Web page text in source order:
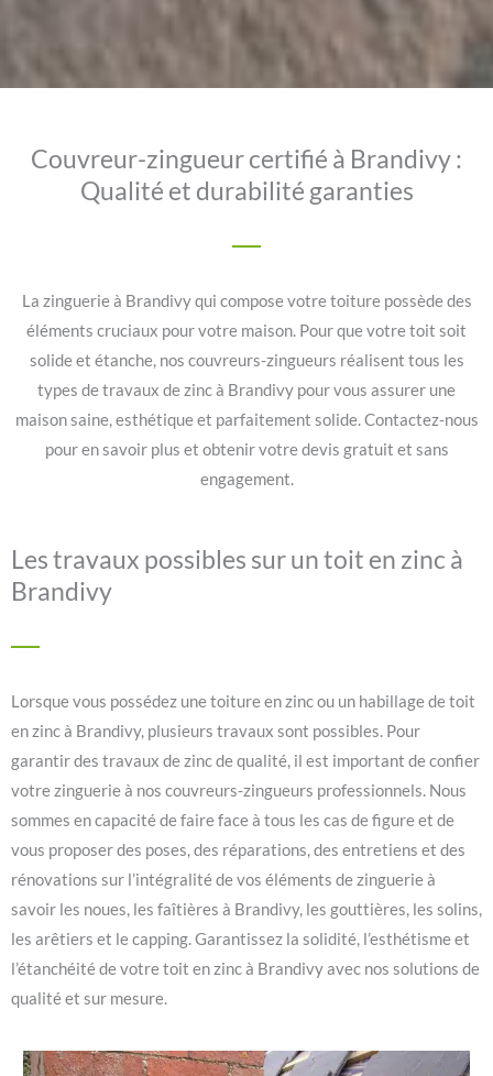
Couvreur-zingueur certifié à Brandivy :
Qualité et durabilité garanties
La zinguerie à Brandivy qui compose votre toiture possède des
éléments cruciaux pour votre maison. Pour que votre toit soit
solide et étanche, nos couvreurs-zingueurs réalisent tous les
types de travaux de zinc à Brandivy pour vous assurer une
maison saine, esthétique et parfaitement solide. Contactez-nous
pour en savoir plus et obtenir votre devis gratuit et sans
engagement.
Les travaux possibles sur un toit en zinc à
Brandivy
Lorsque vous possédez une toiture en zinc ou un habillage de toit
en zinc à Brandivy, plusieurs travaux sont possibles. Pour
garantir des travaux de zinc de qualité, il est important de confier
votre zinguerie à nos couvreurs-zingueurs professionnels. Nous
sommes en capacité de faire face à tous les cas de figure et de
vous proposer des poses, des réparations, des entretiens et des
rénovations sur l’intégralité de vos éléments de zinguerie à
savoir les noues, les faîtières à Brandivy, les gouttières, les solins,
les arêtiers et le capping. Garantissez la solidité, l’esthétisme et
l’étanchéité de votre toit en zinc à Brandivy avec nos solutions de
qualité et sur mesure.